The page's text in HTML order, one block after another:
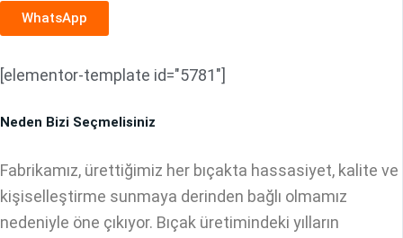
WhatsApp
[elementor-template id="5781"]
Neden Bizi Seçmelisiniz
Fabrikamız, ürettiğimiz her bıçakta hassasiyet, kalite ve
kişiselleştirme sunmaya derinden bağlı olmamız
nedeniyle öne çıkıyor. Bıçak üretimindeki yılların